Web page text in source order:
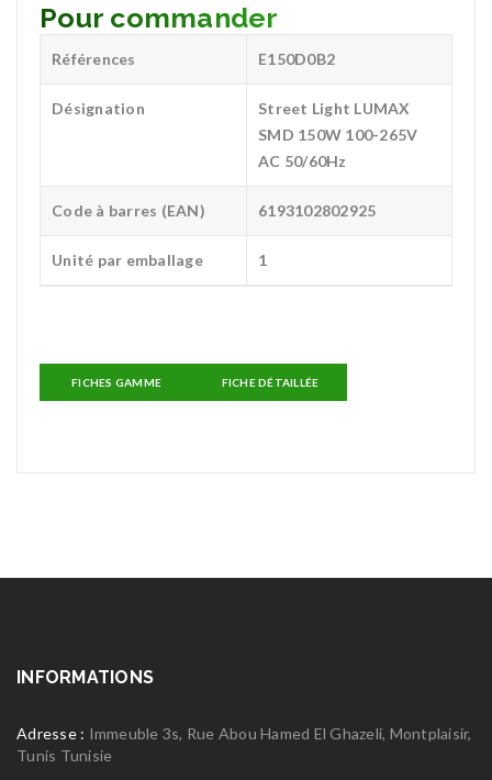
Pour commander
Références E150D0B2
Désignation
Street Light LUMAX
SMD 150W 100-265V
AC 50/60Hz
Code à barres (EAN) 6193102802925
Unité par emballage 1
FICHES GAMME FICHE DÉTAILLÉE
INFORMATIONS
Adresse : Immeuble 3s, Rue Abou Hamed El Ghazeli, Montplaisir,
Tunis Tunisie